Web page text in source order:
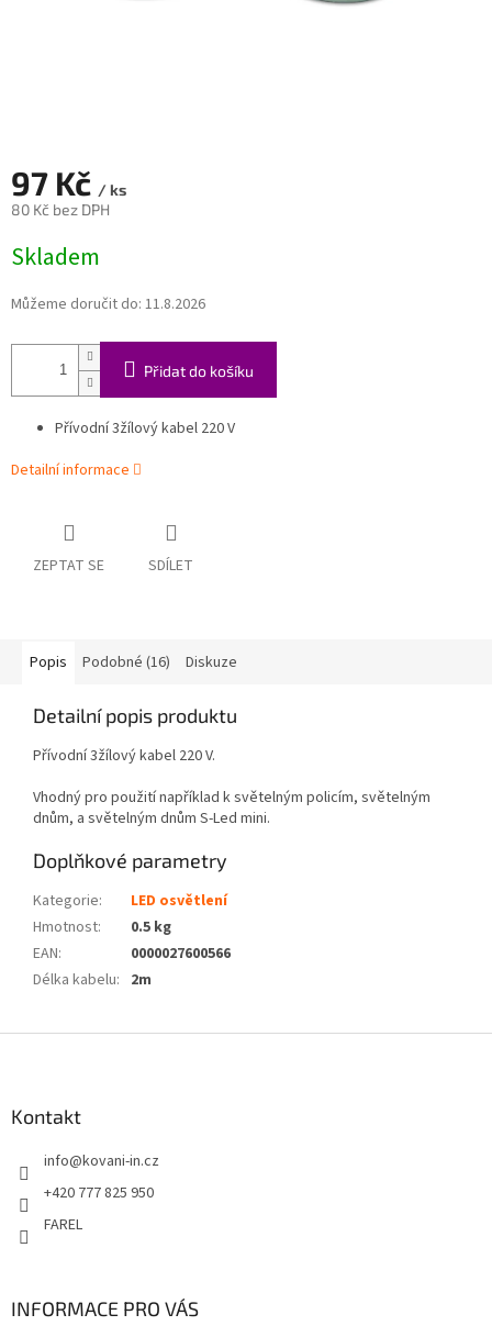
97 Kč / ks
80 Kč bez DPH
cena:
Skladem
Můžeme doručit do: 11.8.2026
Přidat do košíku
Přívodní 3žílový kabel 220 V
Detailní informace
ZEPTAT SE SDÍLET
Popis Podobné (16) Diskuze
Detailní popis produktu
Přívodní 3žílový kabel 220 V.
Vhodný pro použití například k světelným policím, světelným
dnům, a světelným dnům S-Led mini.
Doplňkové parametry
Kategorie:
LED osvětlení
Hmotnost:
0.5 kg
EAN:
0000027600566
Délka kabelu: 2m
Kontakt
info@kovani-in.cz
+420 777 825 950
FAREL
INFORMACE PRO VÁS